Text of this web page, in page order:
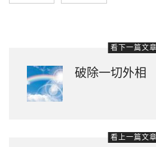
看下一篇文章
破除一切外相
看上一篇文章